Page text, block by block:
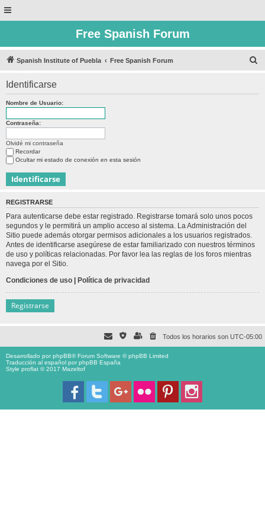
Free Spanish Forum
Spanish Institute of Puebla Free Spanish Forum
Identificarse
Nombre de Usuario:
Contraseña:
Olvidé mi contraseña
Recordar
Ocultar mi estado de conexión en esta sesión
REGISTRARSE
Para autenticarse debe estar registrado. Registrarse tomará solo unos pocos
segundos y le permitirá un amplio acceso al sistema. La Administración del
Sitio puede además otorgar permisos adicionales a los usuarios registrados.
Antes de identificarse asegúrese de estar familiarizado con nuestros términos
de uso y políticas relacionadas. Por favor lea las reglas de los foros mientras
navega por el Sitio.
Condiciones de uso | Política de privacidad
Registrarse
Todos los horarios son UTC-05:00
Desarrollado porphpBB® Forum Software © phpBB Limited
Traducción al español porphpBB España
Style proflat © 2017 Mazeltof